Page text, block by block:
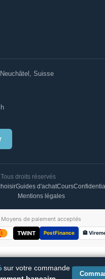
Suisse
droits réservés
Guides d'achatCours
Mentions légales
Moyens de paiement acceptés
TWINT PostFinance 🏦
Indiana Wing Foil 98 L Carbon +
sur votre commande